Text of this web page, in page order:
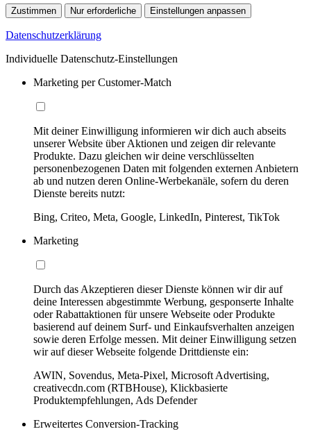
Zustimmen Nur erforderliche Einstellungen anpassen
Datenschutzerklärung
Individuelle Datenschutz-Einstellungen
Marketing per Customer-Match
Mit deiner Einwilligung informieren wir dich auch abseits
unserer Website über Aktionen und zeigen dir relevante
Produkte. Dazu gleichen wir deine verschlüsselten
personenbezogenen Daten mit folgenden externen Anbietern
ab und nutzen deren Online-Werbekanäle, sofern du deren
Dienste bereits nutzt:
Bing, Criteo, Meta, Google, LinkedIn, Pinterest, TikTok
Marketing
Durch das Akzeptieren dieser Dienste können wir dir auf
deine Interessen abgestimmte Werbung, gesponserte Inhalte
oder Rabattaktionen für unsere Webseite oder Produkte
basierend auf deinem Surf- und Einkaufsverhalten anzeigen
sowie deren Erfolge messen. Mit deiner Einwilligung setzen
wir auf dieser Webseite folgende Drittdienste ein:
AWIN, Sovendus, Meta-Pixel, Microsoft Advertising,
creativecdn.com (RTBHouse), Klickbasierte
Produktempfehlungen, Ads Defender
Erweitertes Conversion-Tracking